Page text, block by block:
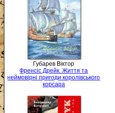
Губарев Віктор
Френсіс Дрейк. Життя та
неймовірні пригоди королівського
корсара